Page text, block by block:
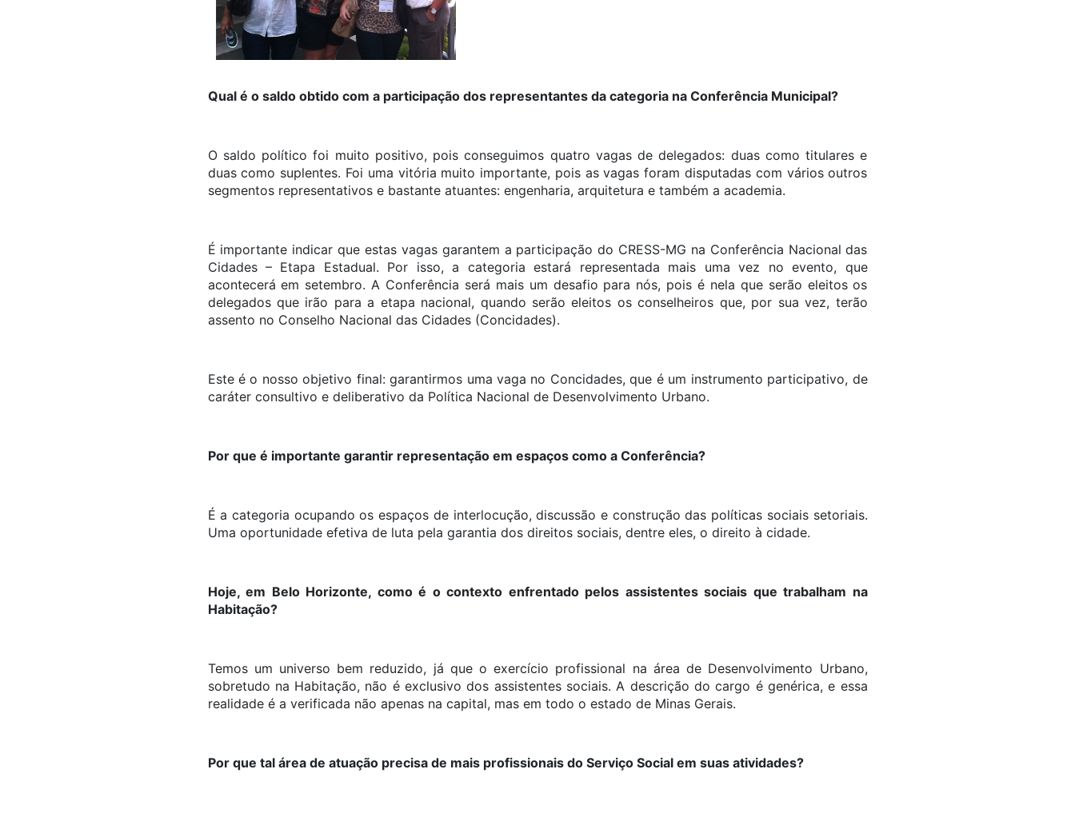
Qual é o saldo obtido com a participação dos representantes da categoria na Conferência Municipal?
O saldo político foi muito positivo, pois conseguimos quatro vagas de delegados: duas como titulares e
duas como suplentes. Foi uma vitória muito importante, pois as vagas foram disputadas com vários outros
segmentos representativos e bastante atuantes: engenharia, arquitetura e também a academia.
É importante indicar que estas vagas garantem a participação do CRESS-MG na Conferência Nacional das
Cidades – Etapa Estadual. Por isso, a categoria estará representada mais uma vez no evento, que
acontecerá em setembro. A Conferência será mais um desafio para nós, pois é nela que serão eleitos os
delegados que irão para a etapa nacional, quando serão eleitos os conselheiros que, por sua vez, terão
assento no Conselho Nacional das Cidades (Concidades).
Este é o nosso objetivo final: garantirmos uma vaga no Concidades, que é um instrumento participativo, de
caráter consultivo e deliberativo da Política Nacional de Desenvolvimento Urbano.
Por que é importante garantir representação em espaços como a Conferência?
É a categoria ocupando os espaços de interlocução, discussão e construção das políticas sociais setoriais.
Uma oportunidade efetiva de luta pela garantia dos direitos sociais, dentre eles, o direito à cidade.
Hoje, em Belo Horizonte, como é o contexto enfrentado pelos assistentes sociais que trabalham na
Habitação?
Temos um universo bem reduzido, já que o exercício profissional na área de Desenvolvimento Urbano,
sobretudo na Habitação, não é exclusivo dos assistentes sociais. A descrição do cargo é genérica, e essa
realidade é a verificada não apenas na capital, mas em todo o estado de Minas Gerais.
Por que tal área de atuação precisa de mais profissionais do Serviço Social em suas atividades?